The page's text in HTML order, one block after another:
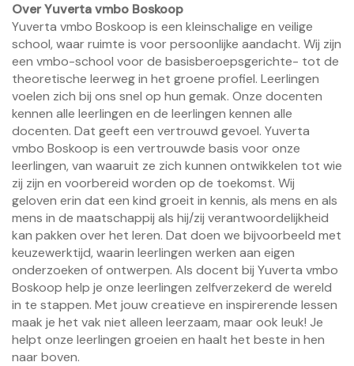
Over Yuverta vmbo Boskoop
Yuverta vmbo Boskoop is een kleinschalige en veilige
school, waar ruimte is voor persoonlijke aandacht. Wij zijn
een vmbo-school voor de basisberoepsgerichte- tot de
theoretische leerweg in het groene profiel. Leerlingen
voelen zich bij ons snel op hun gemak. Onze docenten
kennen alle leerlingen en de leerlingen kennen alle
docenten. Dat geeft een vertrouwd gevoel. Yuverta
vmbo Boskoop is een vertrouwde basis voor onze
leerlingen, van waaruit ze zich kunnen ontwikkelen tot wie
zij zijn en voorbereid worden op de toekomst. Wij
geloven erin dat een kind groeit in kennis, als mens en als
mens in de maatschappij als hij/zij verantwoordelijkheid
kan pakken over het leren. Dat doen we bijvoorbeeld met
keuzewerktijd, waarin leerlingen werken aan eigen
onderzoeken of ontwerpen. Als docent bij Yuverta vmbo
Boskoop help je onze leerlingen zelfverzekerd de wereld
in te stappen. Met jouw creatieve en inspirerende lessen
maak je het vak niet alleen leerzaam, maar ook leuk! Je
helpt onze leerlingen groeien en haalt het beste in hen
naar boven.